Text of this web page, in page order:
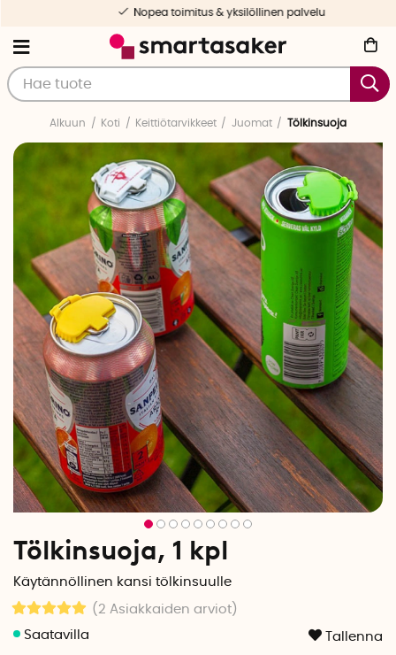
Nopea toimitus & yksilöllinen palvelu
Alkuun Koti Keittiötarvikkeet Juomat Tölkinsuoja
Tölkinsuoja, 1 kpl
Käytännöllinen kansi tölkinsuulle
(2 Asiakkaiden arviot )
Tallenna